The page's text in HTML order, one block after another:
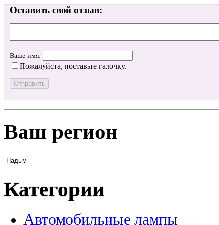
Оставить свой отзыв:
Ваше имя:
Пожалуйста, поставьте галочку.
Ваш регион
Категории
Автомобильные лампы